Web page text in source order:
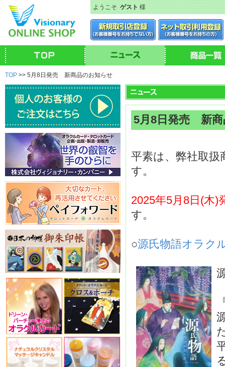
ようこそゲスト様
TOP >> 5月8日発売 新商品のお知らせ
5月8日発売 新商
平素は、弊社取
す。
2025年5月8日(木)
す。
○源氏物語オラク